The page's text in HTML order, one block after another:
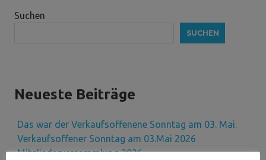
Suchen
SUCHEN
Neueste Beiträge
Das war der Verkaufsoffenene Sonntag am 03. Mai.
Verkaufsoffener Sonntag am 03.Mai 2026
Mitgliederversammlung 2026